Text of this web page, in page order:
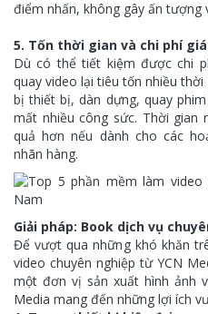
điểm nhấn, không gây ấn tượng
5. Tốn thời gian và chi phí
Dù có thể tiết kiệm được chi
quay video lại tiêu tốn nhiều
bị thiết bị, dàn dựng, quay
mất nhiều công sức. Thời gian
quả hơn nếu dành cho các
nhãn hàng.
Giải pháp: Book dịch vụ
Để vượt qua những khó khăn
video chuyên nghiệp từ YCN
một đơn vị sản xuất hình ảnh
Media mang đến những lợi ích